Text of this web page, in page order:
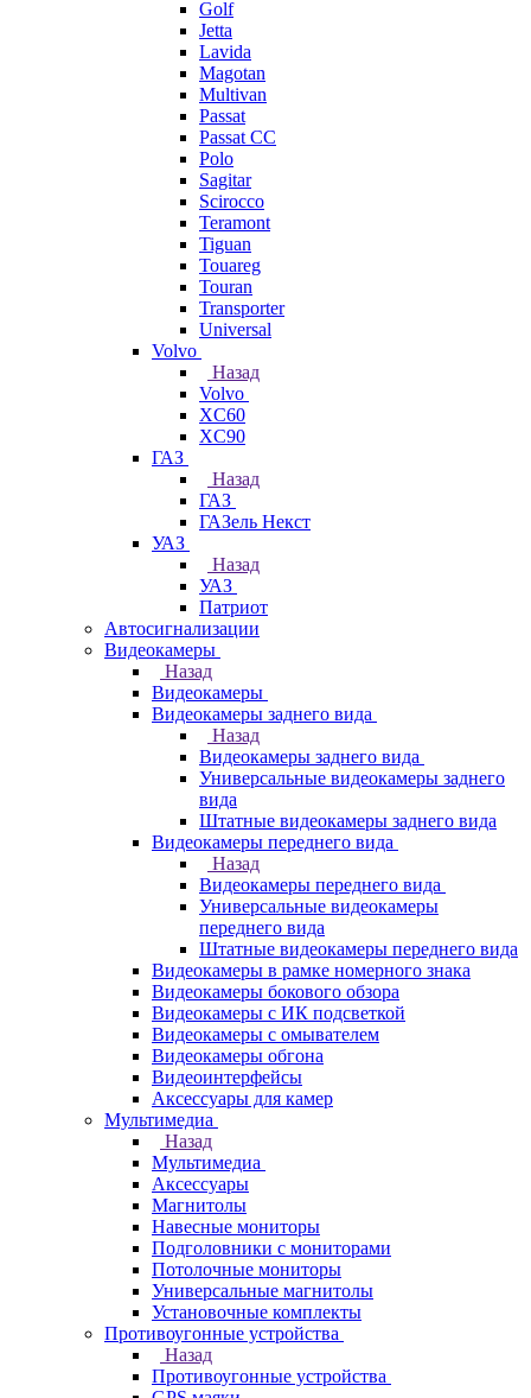
Golf
Jetta
Lavida
Magotan
Multivan
Passat
Passat CC
Polo
Sagitar
Scirocco
Teramont
Tiguan
Touareg
Touran
Transporter
Universal
Volvo
Назад
Volvo
XC60
XC90
ГАЗ
Назад
ГАЗ
ГАЗель Некст
УАЗ
Назад
УАЗ
Патриот
Автосигнализации
Видеокамеры
Назад
Видеокамеры
Видеокамеры заднего вида
Назад
Видеокамеры заднего вида
Универсальные видеокамеры заднего
вида
Штатные видеокамеры заднего вида
Видеокамеры переднего вида
Назад
Видеокамеры переднего вида
Универсальные видеокамеры
переднего вида
Штатные видеокамеры переднего вида
Видеокамеры в рамке номерного знака
Видеокамеры бокового обзора
Видеокамеры с ИК подсветкой
Видеокамеры с омывателем
Видеокамеры обгона
Видеоинтерфейсы
Аксессуары для камер
Мультимедиа
Назад
Мультимедиа
Аксессуары
Магнитолы
Навесные мониторы
Подголовники с мониторами
Потолочные мониторы
Универсальные магнитолы
Установочные комплекты
Противоугонные устройства
Назад
Противоугонные устройства